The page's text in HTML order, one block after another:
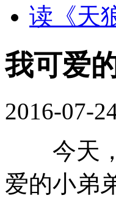
读《天
我可爱
2016-07-
今天，
爱的小弟